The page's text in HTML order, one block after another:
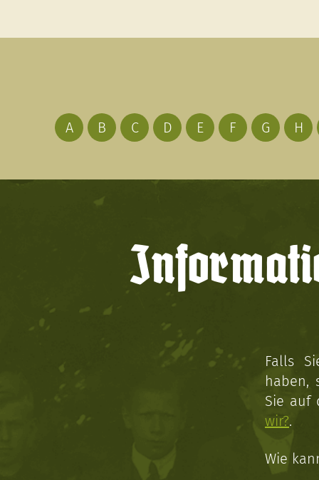
A B C D E F G H
Falls
haben,
Sie auf
wir?.
Wie